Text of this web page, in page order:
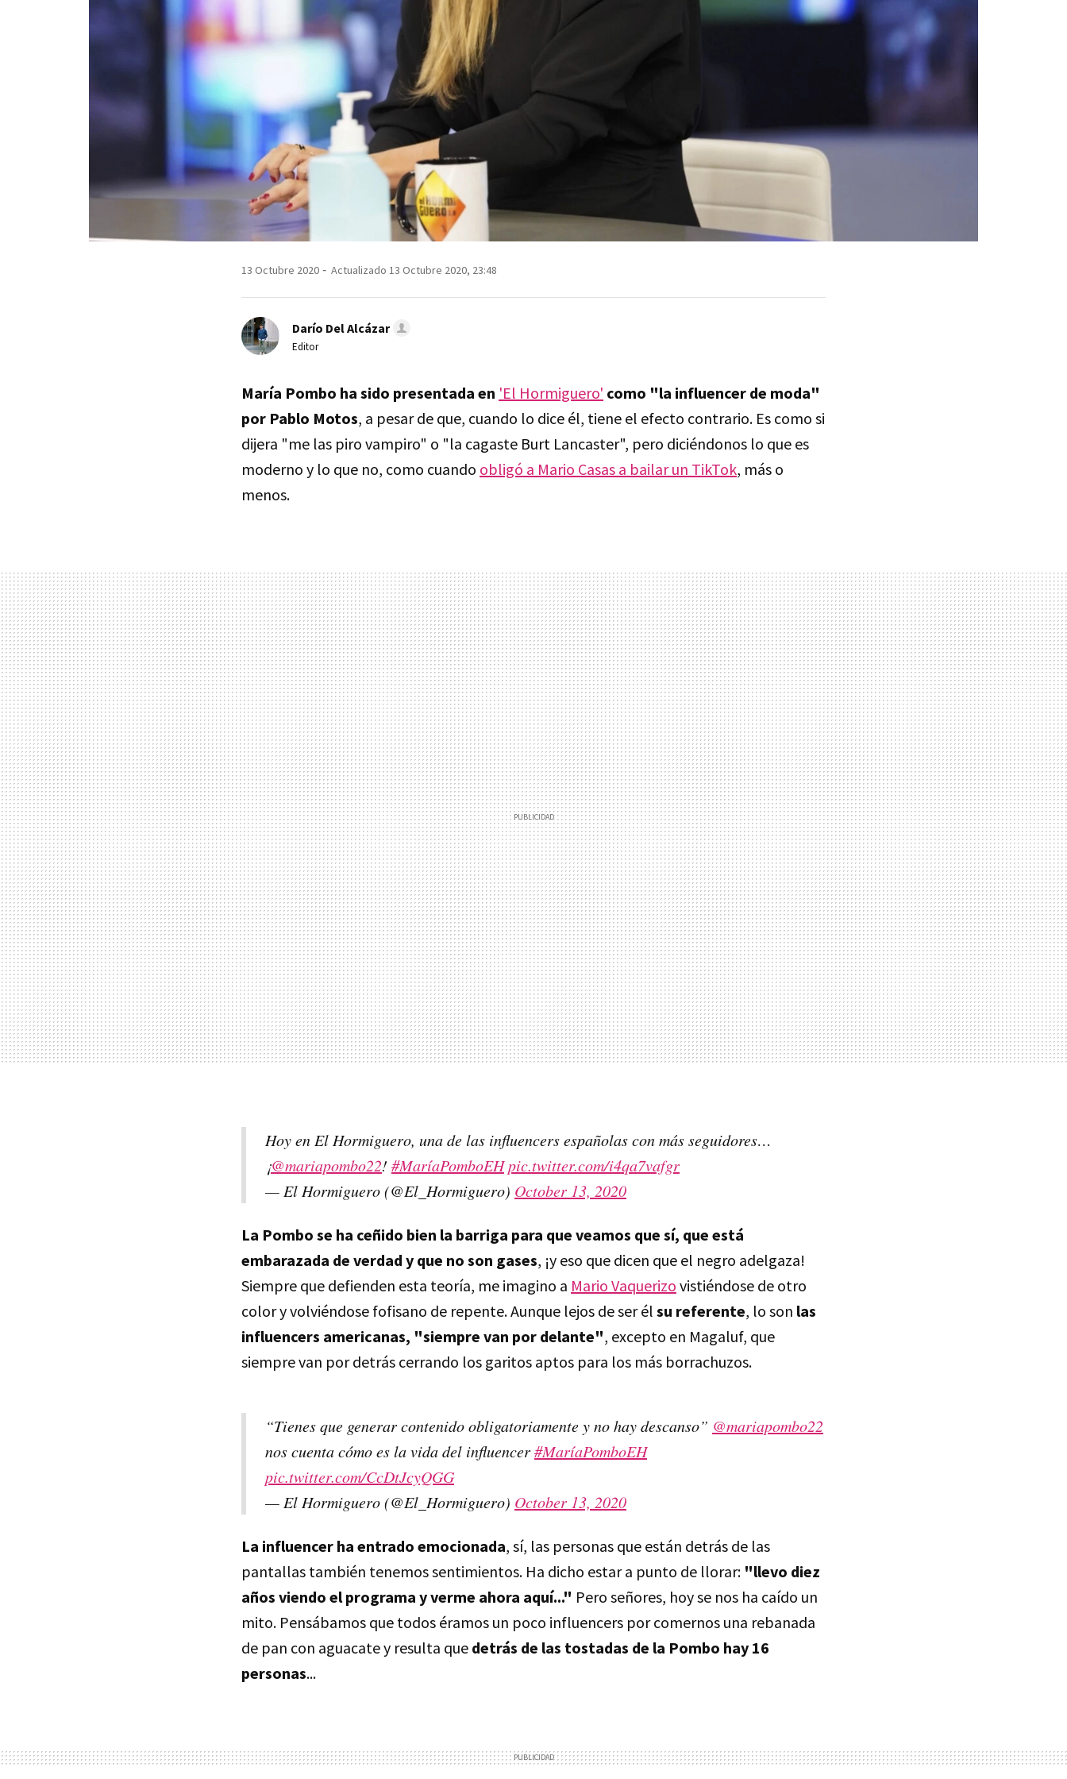
13 Octubre 2020 Actualizado 13 Octubre 2020, 23:48
Darío Del Alcázar
Editor
María Pombo ha sido presentada en 'El Hormiguero' como "la influencer de moda"
por Pablo Motos, a pesar de que, cuando lo dice él, tiene el efecto contrario. Es como si
dijera "me las piro vampiro" o "la cagaste Burt Lancaster", pero diciéndonos lo que es
moderno y lo que no, como cuando obligó a Mario Casas a bailar un TikTok, más o
menos.
Hoy en El Hormiguero, una de las influencers españolas con más seguidores…
¡@mariapombo22! #MaríaPomboEHpic.twitter.com/i4qa7vafgr
— El Hormiguero (@El_Hormiguero) October 13, 2020
La Pombo se ha ceñido bien la barriga para que veamos que sí, que está
embarazada de verdad y que no son gases, ¡y eso que dicen que el negro adelgaza!
Siempre que defienden esta teoría, me imagino a Mario Vaquerizo vistiéndose de otro
color y volviéndose fofisano de repente. Aunque lejos de ser él su referente, lo son las
influencers americanas, "siempre van por delante", excepto en Magaluf, que
siempre van por detrás cerrando los garitos aptos para los más borrachuzos.
“Tienes que generar contenido obligatoriamente y no hay descanso” @mariapombo22
nos cuenta cómo es la vida del influencer#MaríaPomboEH
pic.twitter.com/CcDtJcyQGG
— El Hormiguero (@El_Hormiguero) October 13, 2020
La influencer ha entrado emocionada, sí, las personas que están detrás de las
pantallas también tenemos sentimientos. Ha dicho estar a punto de llorar: "llevo diez
años viendo el programa y verme ahora aquí..." Pero señores, hoy se nos ha caído un
mito. Pensábamos que todos éramos un poco influencers por comernos una rebanada
de pan con aguacate y resulta que detrás de las tostadas de la Pombo hay 16
personas...